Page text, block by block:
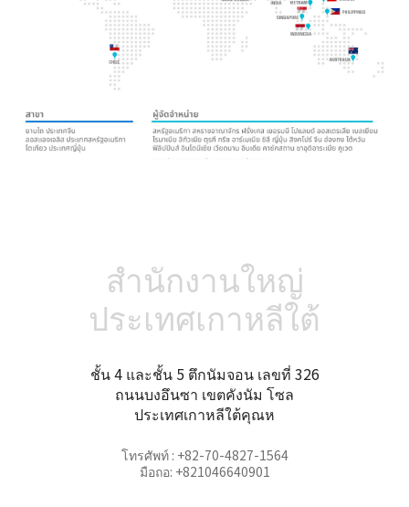
สำนักงานใหญ่
ประเทศเกาหลีใต้
ชั้น 4 และชั้น 5 ตึกนัมจอน เลขที่ 326
ถนนบงอึนซา เขตคังนัม โซล
ประเทศเกาหลีใต้คุณห
โทรศัพท์ : +82-70-4827-1564
มือถอ: +821046640901